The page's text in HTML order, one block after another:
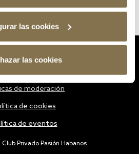
las cookies
las cookies
Privado Pasión Habanos.
de moderación
de cookies
de eventos